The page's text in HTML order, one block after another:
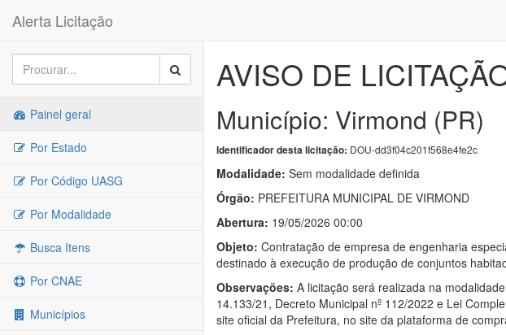
Alerta Licitação
Painel geral
Por Estado
Por Código UASG
Por Modalidade
Busca Itens
Por CNAE
Municípios
AVISO DE
Município: Virmond (PR)
Identificador desta licitação: DOU-dd3f04c201f568e4fe2c
Modalidade: Sem modalidade definida
Órgão: PREFEITURA MUNICIPAL DE VIRMOND
Abertura: 19/05/2026 00:00
Objeto: Contratação de empresa de engenharia
destinado à execução de produção de conjuntos
Observações: A licitação será realizada na
14.133/21, Decreto Municipal nº 112/2022 e Lei
site oficial da Prefeitura, no site da plataforma de